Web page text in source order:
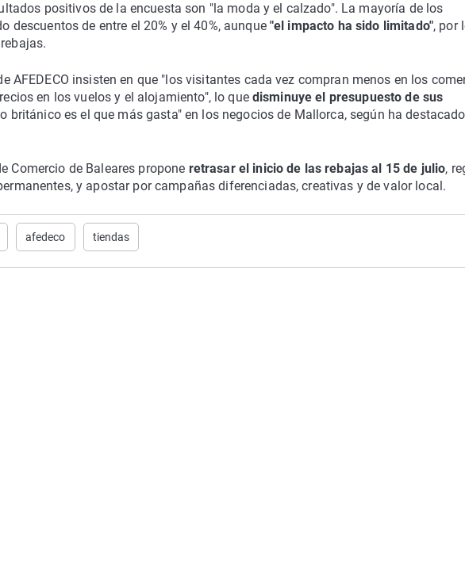
positivos de la encuesta son "la moda y el calzado". La mayoría de los
descuentos de entre el 20% y el 40%, aunque "el impacto ha sido limitado", por
AFEDECO insisten en que "los visitantes cada vez compran menos en los
en los vuelos y el alojamiento", lo que disminuye el presupuesto de sus
británico es el que más gasta" en los negocios de Mallorca, según ha destacado
Comercio de Baleares propone retrasar el inicio de las rebajas al 15 de julio,
y apostar por campañas diferenciadas, creativas y de valor local.
afedeco tiendas